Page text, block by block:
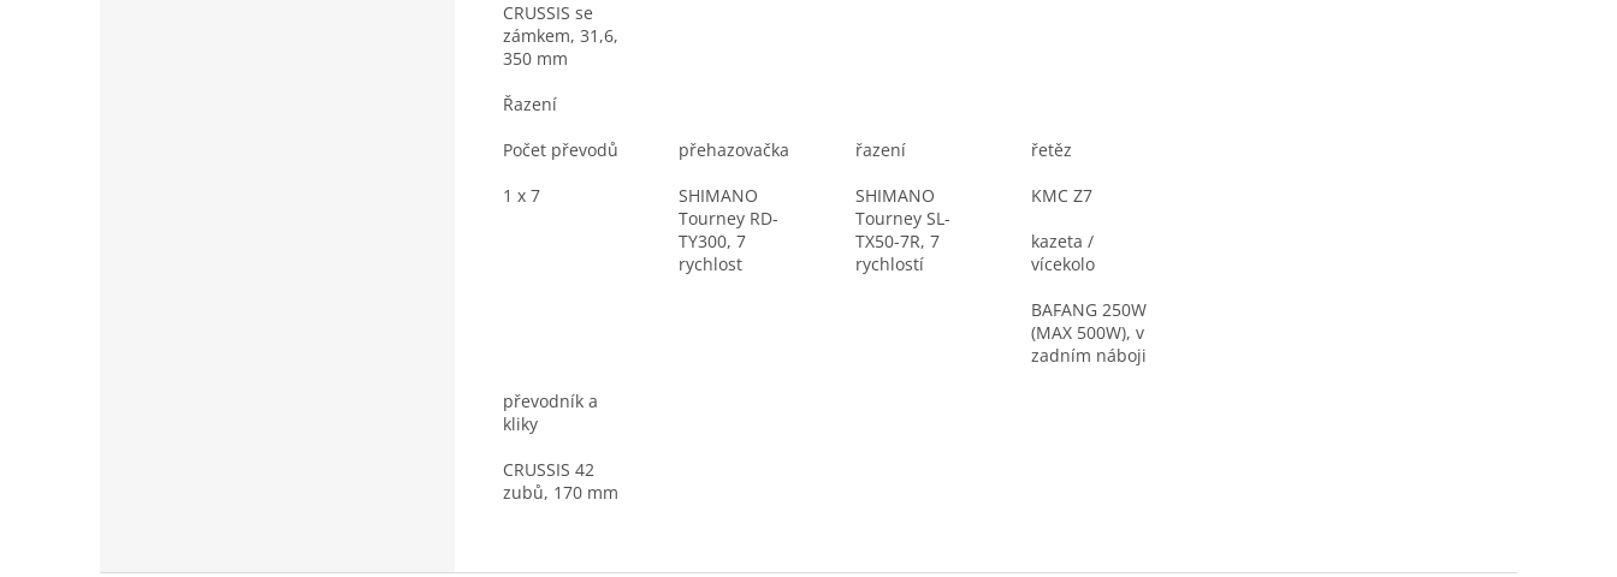
CRUSSIS se
zámkem, 31,6,
350 mm
Řazení
Počet převodů
1 x 7
přehazovačka
SHIMANO
Tourney RD-
TY300, 7
rychlost
řazení
SHIMANO
Tourney SL-
TX50-7R, 7
rychlostí
řetěz
KMC Z7
kazeta /
vícekolo
BAFANG 250W
(MAX 500W), v
zadním náboji
převodník a
kliky
CRUSSIS 42
zubů, 170 mm